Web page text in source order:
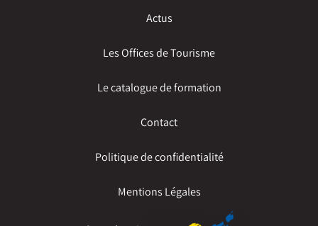
Actus
Les Offices de Tourisme
Le catalogue de formation
Contact
Politique de confidentialité
Mentions Légales